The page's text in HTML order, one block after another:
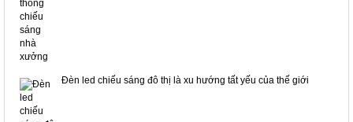
Đèn led chiếu sáng đô thị là xu hướng tất yếu của thế giới